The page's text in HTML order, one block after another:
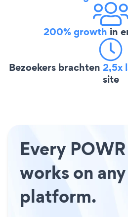
200% growth in
Bezoekers brachten 2,5x
site
Every
works on any
platform.